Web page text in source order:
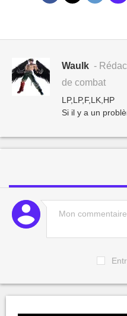
Waulk -
de combat
LP,LP,F,LK,HP
Si il y a un